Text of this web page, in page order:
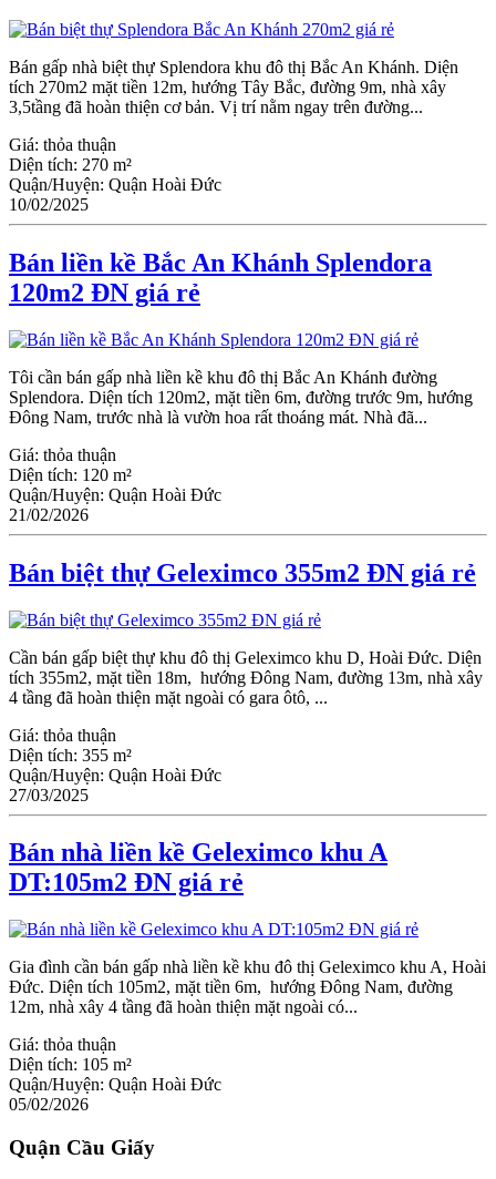
Bán gấp nhà biệt thự Splendora khu đô thị Bắc An Khánh. Diện
tích 270m2 mặt tiền 12m, hướng Tây Bắc, đường 9m, nhà xây
3,5tầng đã hoàn thiện cơ bản. Vị trí nằm ngay trên đường...
Giá: thỏa thuận
Diện tích: 270 m²
Quận/Huyện: Quận Hoài Đức
10/02/2025
Bán liền kề Bắc An Khánh Splendora
120m2 ĐN giá rẻ
Tôi cần bán gấp nhà liền kề khu đô thị Bắc An Khánh đường
Splendora. Diện tích 120m2, mặt tiền 6m, đường trước 9m, hướng
Đông Nam, trước nhà là vườn hoa rất thoáng mát. Nhà đã...
Giá: thỏa thuận
Diện tích: 120 m²
Quận/Huyện: Quận Hoài Đức
21/02/2026
Bán biệt thự Geleximco 355m2 ĐN giá rẻ
Cần bán gấp biệt thự khu đô thị Geleximco khu D, Hoài Đức. Diện
tích 355m2, mặt tiền 18m, hướng Đông Nam, đường 13m, nhà xây
4 tầng đã hoàn thiện mặt ngoài có gara ôtô, ...
Giá: thỏa thuận
Diện tích: 355 m²
Quận/Huyện: Quận Hoài Đức
27/03/2025
Bán nhà liền kề Geleximco khu A
DT:105m2 ĐN giá rẻ
Gia đình cần bán gấp nhà liền kề khu đô thị Geleximco khu A, Hoài
Đức. Diện tích 105m2, mặt tiền 6m, hướng Đông Nam, đường
12m, nhà xây 4 tầng đã hoàn thiện mặt ngoài có...
Giá: thỏa thuận
Diện tích: 105 m²
Quận/Huyện: Quận Hoài Đức
05/02/2026
Quận Cầu Giấy